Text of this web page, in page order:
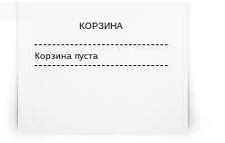
КОРЗИНА
Корзина пуста